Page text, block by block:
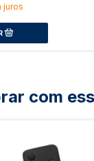
juros
com